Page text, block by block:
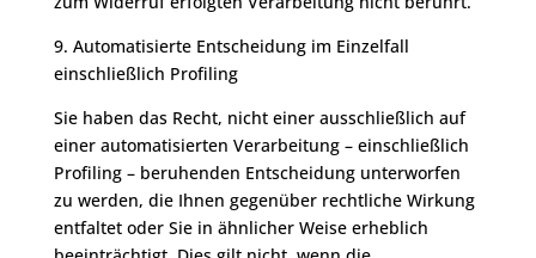
9. Automatisierte Entscheidung im Einzelfall
einschließlich Profiling
Sie haben das Recht, nicht einer ausschließlich auf
einer automatisierten Verarbeitung – einschließlich
Profiling – beruhenden Entscheidung unterworfen
zu werden, die Ihnen gegenüber rechtliche Wirkung
entfaltet oder Sie in ähnlicher Weise erheblich